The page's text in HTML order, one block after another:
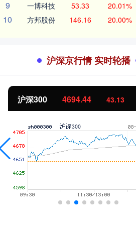
9 一博科技 53.33 20.01%
10 方邦股份 146.16 20.00%
沪深京行情 实时轮播
沪深300 4694.44 43.13